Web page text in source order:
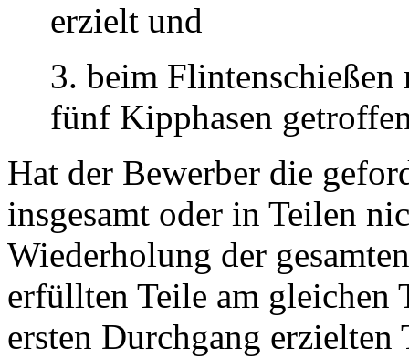
erzielt und
3. beim Flintenschießen
fünf Kipphasen
Hat der Bewerber die
insgesamt oder in Teilen
Wiederholung der
erfüllten Teile am gleichen
ersten Durchgang